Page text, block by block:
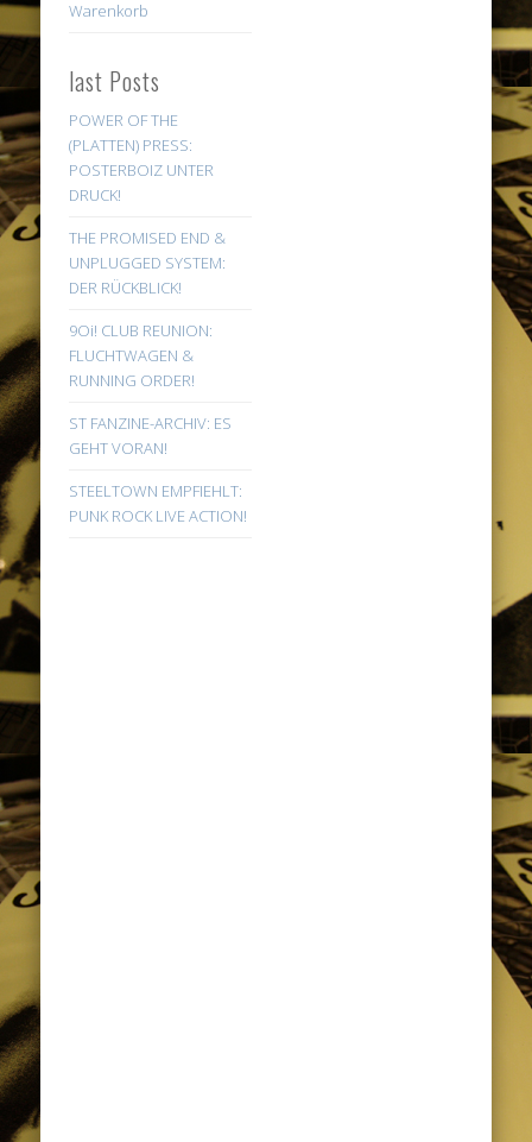
Warenkorb
last Posts
POWER OF THE
(PLATTEN) PRESS:
POSTERBOIZ UNTER
DRUCK!
THE PROMISED END &
UNPLUGGED SYSTEM:
DER RÜCKBLICK!
9Oi! CLUB REUNION:
FLUCHTWAGEN &
RUNNING ORDER!
ST FANZINE-ARCHIV: ES
GEHT VORAN!
STEELTOWN EMPFIEHLT:
PUNK ROCK LIVE ACTION!